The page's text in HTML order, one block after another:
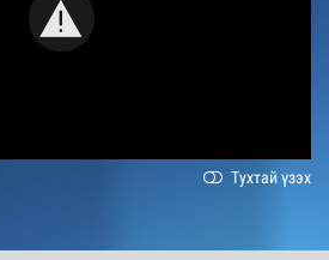
Тухтай үзэх